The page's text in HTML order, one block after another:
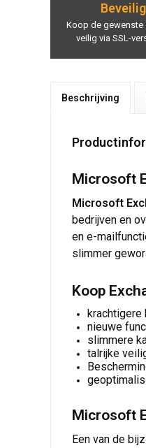
Koop de
veilig via SSL-
Beschrijving
Microsoft
Microsoft
bedrijven en
en e-
slimmer
Koop
krachtigere
nieuwe
slimmere
talrijke
Microsoft
Een van de